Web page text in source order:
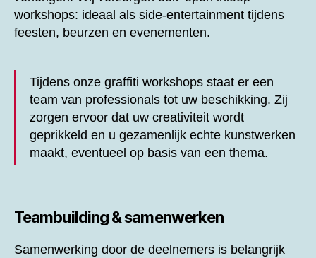
workshops: ideaal als side-entertainment tijdens
feesten, beurzen en evenementen.
Tijdens onze graffiti workshops staat er een
team van professionals tot uw beschikking. Zij
zorgen ervoor dat uw creativiteit wordt
geprikkeld en u gezamenlijk echte kunstwerken
maakt, eventueel op basis van een thema.
Teambuilding & samenwerken
Samenwerking door de deelnemers is belangrijk